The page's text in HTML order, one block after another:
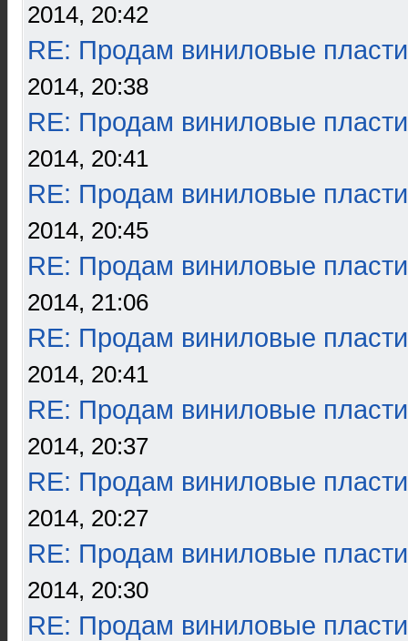
2014, 20:42
RE: Продам виниловые
2014, 20:38
RE: Продам виниловые
2014, 20:41
RE: Продам виниловые
2014, 20:45
RE: Продам виниловые
2014, 21:06
RE: Продам виниловые
2014, 20:41
RE: Продам виниловые
2014, 20:37
RE: Продам виниловые
2014, 20:27
RE: Продам виниловые
2014, 20:30
RE: Продам виниловые